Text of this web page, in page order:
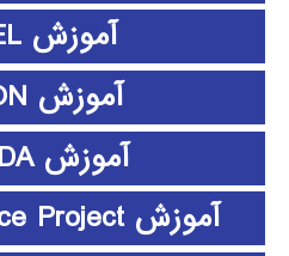
آموزش LISREL
آموزش LUMION
آموزش MAXQDA
آموزش Microsoft Office Project